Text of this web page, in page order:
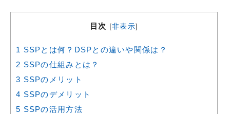
目次 [非表示]
1 SSPとは何？DSPとの違いや関係は？
2 SSPの仕組みとは？
3 SSPのメリット
4 SSPのデメリット
5 SSPの活用方法